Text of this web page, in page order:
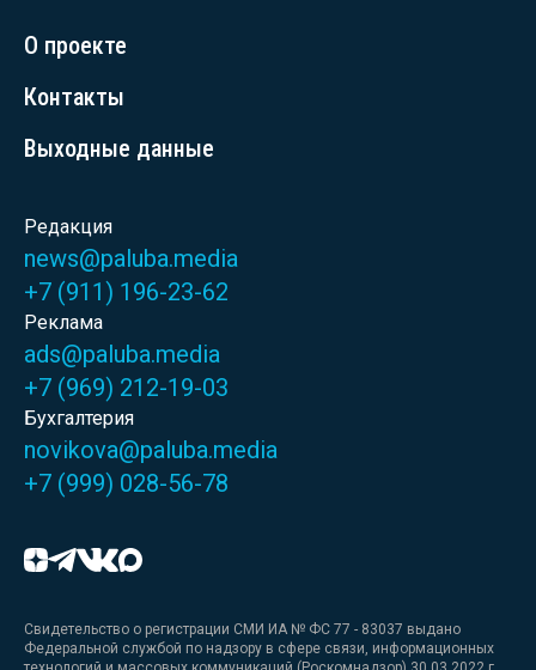
О проекте
Контакты
Выходные данные
Редакция
news@paluba.media
+7 (911) 196-23-62
Реклама
ads@paluba.media
+7 (969) 212-19-03
Бухгалтерия
novikova@paluba.media
+7 (999) 028-56-78
Свидетельство о регистрации СМИ ИА № ФС 77 - 83037 выдано
Федеральной службой по надзору в сфере связи, информационных